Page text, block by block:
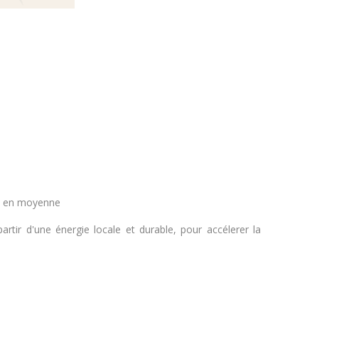
moyenne
d'une énergie locale et durable, pour accélerer la